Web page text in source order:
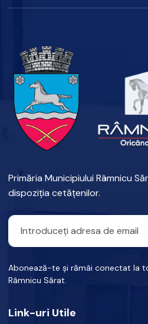
Primăria Municipiului Râmnicu
dispoziția cetățenilor.
Abonează-te și rămâi conectat la
Râmnicu Sărat.
Link-uri Utile